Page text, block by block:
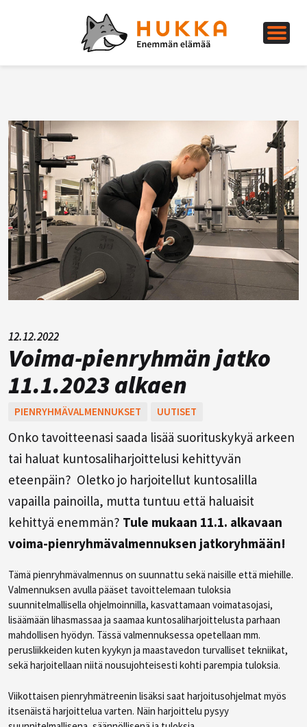
12.12.2022
Voima-pienryhmän jatko
11.1.2023 alkaen
PIENRYHMÄVALMENNUKSET UUTISET
Onko tavoitteenasi saada lisää suorituskykyä arkeen
tai haluat kuntosaliharjoittelusi kehittyvän
eteenpäin? Oletko jo harjoitellut kuntosalilla
vapailla painoilla, mutta tuntuu että haluaisit
kehittyä enemmän? Tule mukaan 11.1. alkavaan
voima-pienryhmävalmennuksen jatkoryhmään!
Tämä pienryhmävalmennus on suunnattu sekä naisille että miehille.
Valmennuksen avulla pääset tavoittelemaan tuloksia
suunnitelmallisella ohjelmoinnilla, kasvattamaan voimatasojasi,
lisäämään lihasmassaa ja saamaa kuntosaliharjoittelusta parhaan
mahdollisen hyödyn. Tässä valmennuksessa opetellaan mm.
perusliikkeiden kuten kyykyn ja maastavedon turvalliset tekniikat,
sekä harjoitellaan niitä nousujohteisesti kohti parempia tuloksia.
Viikottaisen pienryhmätreenin lisäksi saat harjoitusohjelmat myös
itsenäistä harjoittelua varten. Näin harjoittelu pysyy